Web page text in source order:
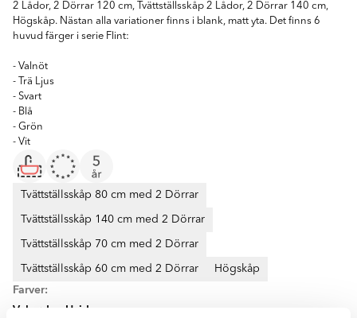
2 Lådor, 2 Dörrar 120 cm, Tvättställsskåp 2 Lådor, 2 Dörrar 140 cm,
Högskåp. Nästan alla variationer finns i blank, matt yta. Det finns 6
huvud färger i serie Flint:
- Valnöt
- Trä Ljus
- Svart
- Blå
- Grön
- Vit
Tvättställsskåp 80 cm med 2 Dörrar
Tvättställsskåp 140 cm med 2 Dörrar
Tvättställsskåp 70 cm med 2 Dörrar
Tvättställsskåp 60 cm med 2 Dörrar Högskåp
Farver:
Valnød
Hvid